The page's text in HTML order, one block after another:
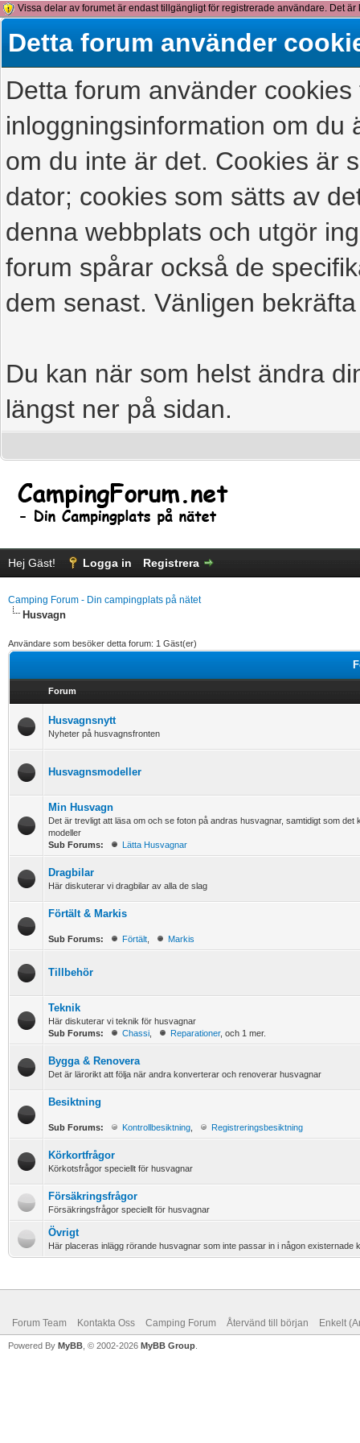
Vissa delar av forumet är endast tillgängligt för registrerade användare. Det
detta meddelande.
Detta forum använder
Detta forum använder
inloggningsinformation om du
om du inte är det. Cookies är
dator; cookies som sätts av
denna webbplats och utgör
forum spårar också de
dem senast. Vänligen
Du kan när som helst ändra
längst ner på sidan.
Hej Gäst! Logga in Registrera
Camping Forum - Din campingplats på nätet
Husvagn
Användare som besöker detta forum: 1 Gäst(er)
Forum
Husvagnsnytt
Nyheter på husvagnsfronten
Husvagnsmodeller
Min Husvagn
Det är trevligt att läsa om och se foton på andras husvagnar, samtidigt som det
modeller
Sub Forums:
Lätta Husvagnar
Dragbilar
Här diskuterar vi dragbilar av alla de slag
Förtält & Markis
Sub Forums: Förtält Markis
Tillbehör
Teknik
Här diskuterar vi teknik för husvagnar
Sub Forums:
Chassi Reparationer, och 1 mer.
Bygga & Renovera
Det är lärorikt att följa när andra konverterar och renoverar husvagnar
Besiktning
Sub Forums: Kontrollbesiktning Registreringsbesiktning
Körkortfrågor
Körkotsfrågor speciellt för husvagnar
Försäkringsfrågor
Försäkringsfrågor speciellt för husvagnar
Övrigt
Här placeras inlägg rörande husvagnar som inte passar in i någon existernade
Forum Team Kontakta Oss Camping Forum Återvänd till början Enkelt
Powered By MyBB , © 2002-2026 MyBB Group